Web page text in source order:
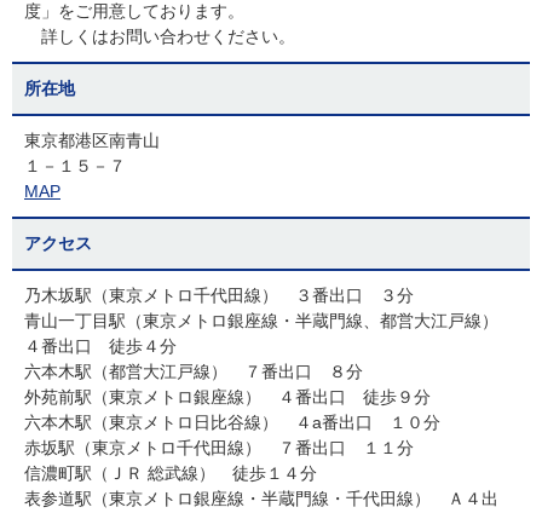
度」をご用意しております。
詳しくはお問い合わせください。
所在地
東京都港区南青山
１－１５－７
MAP
アクセス
乃木坂駅（東京メトロ千代田線） ３番出口 ３分
青山一丁目駅（東京メトロ銀座線・半蔵門線、都営大江戸線）
４番出口 徒歩４分
六本木駅（都営大江戸線） ７番出口 ８分
外苑前駅（東京メトロ銀座線） ４番出口 徒歩９分
六本木駅（東京メトロ日比谷線） ４a番出口 １０分
赤坂駅（東京メトロ千代田線） ７番出口 １１分
信濃町駅（ＪＲ 総武線） 徒歩１４分
表参道駅（東京メトロ銀座線・半蔵門線・千代田線） Ａ４出